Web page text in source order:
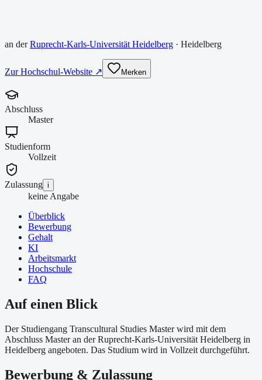
an derRuprecht-Karls-Universität Heidelberg · Heidelberg
Zur Hochschul-Website ↗ Merken
Abschluss
Master
Studienform
Vollzeit
Zulassung i
keine Angabe
Überblick
Bewerbung
Gehalt
KI
Arbeitsmarkt
Hochschule
FAQ
Auf einen Blick
Der Studiengang Transcultural Studies Master wird mit dem
Abschluss Master an der Ruprecht-Karls-Universität Heidelberg in
Heidelberg angeboten. Das Studium wird in Vollzeit durchgeführt.
Bewerbung & Zulassung